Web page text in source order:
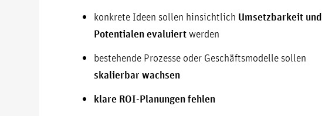
konkrete Ideen sollen hinsichtlich Umsetzbarkeit und
Potentialen evaluiertwerden
bestehende Prozesse oder Geschäftsmodelle sollen
skalierbar wachsen
klare ROI-Planungen fehlen